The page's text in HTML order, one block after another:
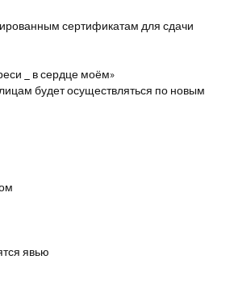
сертификатам для сдачи
_ в сердце моём»
будет осуществляться по новым
явью